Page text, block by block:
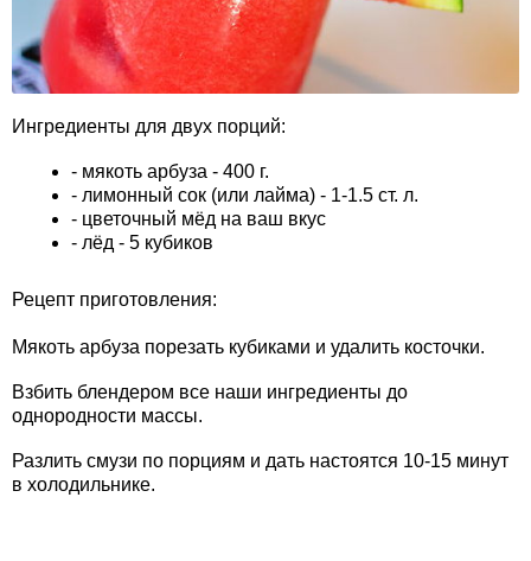
Ингредиенты для двух порций:
- мякоть арбуза - 400 г.
- лимонный сок (или лайма) - 1-1.5 ст. л.
- цветочный мёд на ваш вкус
- лёд - 5 кубиков
Рецепт приготовления:
Мякоть арбуза порезать кубиками и удалить косточки.
Взбить блендером все наши ингредиенты до
однородности массы.
Разлить смузи по порциям и дать настоятся 10-15 минут
в холодильнике.